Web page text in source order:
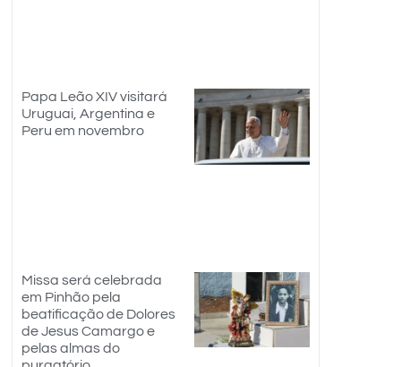
Papa Leão XIV visitará
Uruguai, Argentina e
Peru em novembro
Missa será celebrada
em Pinhão pela
beatificação de Dolores
de Jesus Camargo e
pelas almas do